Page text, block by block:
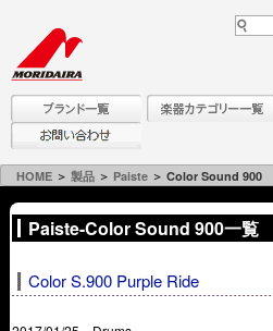
HOME ＞ 製品 ＞ Paiste ＞ Color Sound 900
Paiste-Color Sound 900一覧
Color S.900 Purple Ride